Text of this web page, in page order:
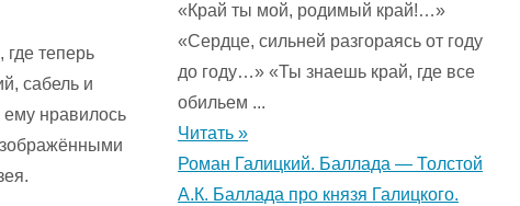
теперь
сабель и
нравилось
«Край ты мой, родимый край!…»
«Сердце, сильней разгораясь от году
до году…» «Ты знаешь край, где все
обильем ...
Читать »
Роман Галицкий. Баллада — Толстой
А.К. Баллада про князя Галицкого.